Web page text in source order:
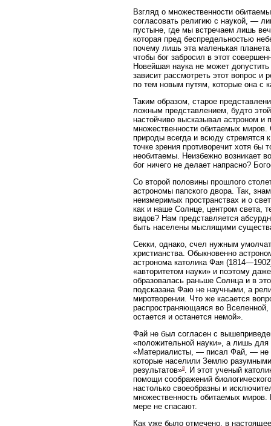
Взгляд о множественности
согласовать религию с наукой, —
пустыне, где мы встречаем лишь
которая пред беспредельностью
почему лишь эта маленькая
чтобы бог забросил в этот
Новейшая наука не может
зависит рассмотреть этот вопрос
по тем новым путям, которые она с
Таким образом, старое
ложным представлением, будто
настойчиво высказывал астроном
множественности обитаемых
природы всегда и всюду стремятся
точке зрения противоречит хотя бы
необитаемы. Неизбежно возникает
бог ничего не делает напрасно?
Со второй половины прошлого
астрономы папского двора. Так,
неизмеримых пространствах и о
как и наше Солнце, центром света,
видов? Нам представляется
быть населены мыслящими
Секки, однако, счел нужным
христианства. Обыкновенно
астронома католика Фая
«авторитетом науки» и поэтому
образовалась раньше Солнца и в
подсказана Фаю не научными, а
миротворении. Что же касается
распространяющаяся во
остается и останется немой».
Фай не был согласен с
«положительной науки», а лишь
«Материалисты, — писал Фай, — не
которые населили Землю
результатов»8. И этот ученый
помощи соображений
настолько своеобразны и
множественность обитаемых миров.
мере не спасают.
Как уже было отмечено, в